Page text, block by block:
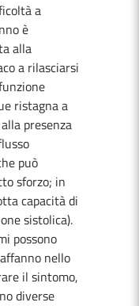
a
è
alla
a rilasciarsi
ristagna a
presenza
può
sforzo; in
capacità di
sistolica).
possono
nello
il sintomo,
diverse